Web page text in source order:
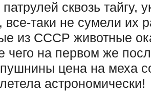
патрулей сквозь тайгу,
таки не сумели их
из СССР животные
чего на первом же
цена на меха
астрономически!